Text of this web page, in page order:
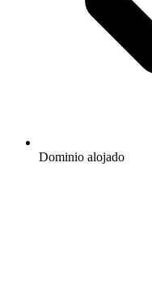
Dominio alojado